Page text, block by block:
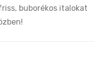
buborékos italokat